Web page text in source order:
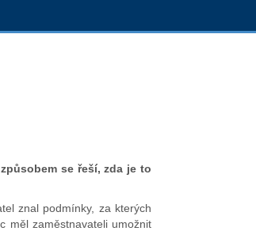
se řeší, zda je to
znal podmínky, za kterých
měl zaměstnavateli umožnit